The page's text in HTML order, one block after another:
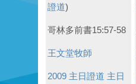
證道)
哥林多前書15:57-58
王文堂牧師
2009 主日證道 主日